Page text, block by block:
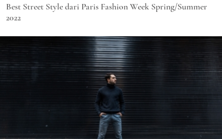
Best Street Style dari Paris Fashion Week Spring/Summer
2022